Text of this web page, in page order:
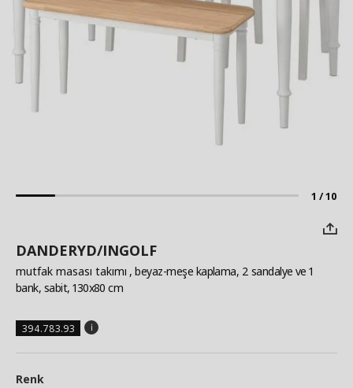
1 / 10
DANDERYD/INGOLF
mutfak masası takımı , beyaz-meşe kaplama, 2 sandalye ve 1
bank, sabit, 130x80 cm
394.783.93
Renk